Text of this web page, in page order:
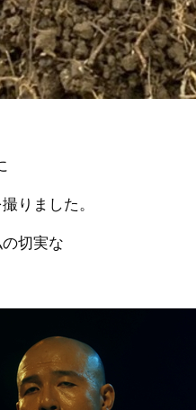
りました。
切実な